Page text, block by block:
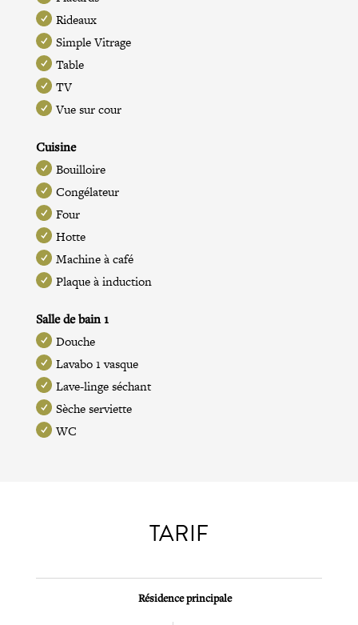
Rideaux
Simple Vitrage
Table
TV
Vue sur cour
Cuisine
Bouilloire
Congélateur
Four
Hotte
Machine à café
Plaque à induction
Salle de bain 1
Douche
Lavabo 1 vasque
Lave-linge séchant
Sèche serviette
WC
TARIF
Résidence principale